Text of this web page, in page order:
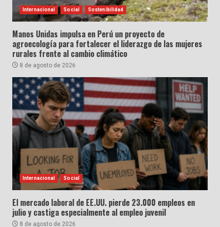
Internacional Social Sostenibilidad
Manos Unidas impulsa en Perú un proyecto de
agroecología para fortalecer el liderazgo de las mujeres
rurales frente al cambio climático
8 de agosto de 2026
Internacional Social
El mercado laboral de EE.UU. pierde 23.000 empleos en
julio y castiga especialmente al empleo juvenil
8 de agosto de 2026